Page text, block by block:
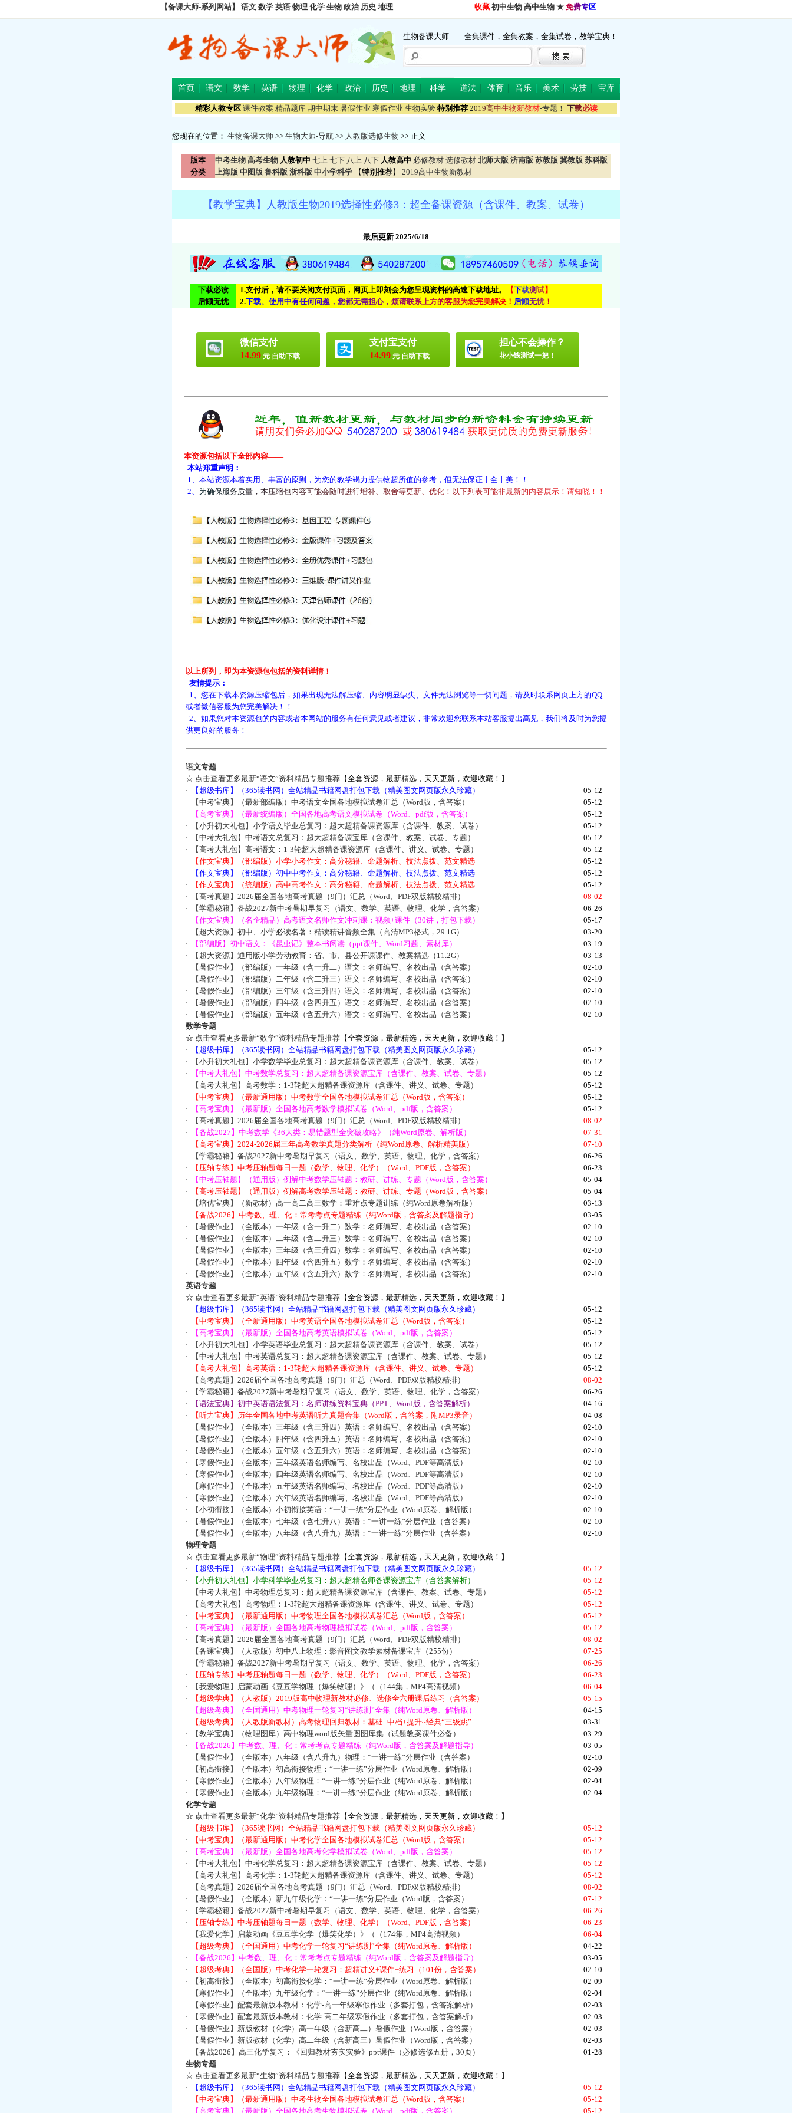
【备课大师-系列网站】 语文 数学 英语 物理 化学 生物 政治 历史 地理 收藏 初中生物 高中生物 ★ 免费专区
生物备课大师——全集课件，全集教案，全集试卷，教学宝典！
首页 语文 数学 英语 物理 化学 政治 历史 地理 科学 道法 体育 音乐 美术 劳技 宝库
精彩人教专区 课件教案 精品题库 期中期末 暑假作业 寒假作业 生物实验 特别推荐 2019高中生物新教材-专题！ 下载必读
您现在的位置： 生物备课大师 >> 生物大师-导航 >> 人教版选修生物 >> 正文
版本
分类
中考生物 高考生物 人教初中 七上 七下 八上 八下 人教高中 必修教材 选修教材 北师大版 济南版 苏教版 冀教版 苏科版
上海版 中图版 鲁科版 浙科版 中小学科学 【特别推荐】 2019高中生物新教材
【教学宝典】人教版生物2019选择性必修3：超全备课资源（含课件、教案、试卷）
最后更新 2025/6/18
下载必读
后顾无忧
1.支付后，请不要关闭支付页面，网页上即刻会为您呈现资料的高速下载地址。 【下载测试】
2.下载、 使用中有任何问题 ， 您都无需担心， 烦请联系上方的客服为您完美解决 ！ 后顾无忧！
微信支付
14.99 元 自助下载
支付宝支付
14.99 元 自助下载
担心不会操作？
花小钱测试一把！
本资源包括以下全部内容——
本站郑重声明：
1、本站资源本着实用、丰富的原则，为您的教学竭力提供物超所值的参考，但无法保证十全十美！！
2、 为确保服务质量 ， 本压缩包内容可能会随时进行增补、 取舍等更新、 优化 ！ 以下列 表可能非最新的内容展示 ！ 请知晓 ！ ！
以上所列，即为本资源包包括的资料详情！
友情提示：
1、您在下载本资源压缩包后，如果出现无法解压缩、内容明显缺失、文件无法浏览等一切问题，请及时联系网页上方的QQ
或者微信客服为您完美解决！！
2、如果您对本资源包的内容或者本网站的服务有任何意见或者建议，非常欢迎您联系本站客服提出高见，我们将及时为您提
供更良好的服务！
语文专题
☆ 点击查看更多最新“语文”资料精品专题推荐【全套资源，最新精选，天天更新，欢迎收藏！】
·
【超级书库】（365读书网）全站精品书籍网盘打包下载（精美图文网页版永久珍藏）
05-12
·
【中考宝典】（最新部编版）中考语文全国各地模拟试卷汇总（Word版，含答案）
05-12
·
【高考宝典】（最新统编版）全国各地高考语文模拟试卷（Word、pdf版，含答案）
05-12
·
【小升初大礼包】小学语文毕业总复习：超大超精备课资源库（含课件、教案、试卷）
05-12
·
【中考大礼包】中考语文总复习：超大超精备课宝库（含课件、教案、试卷、专题）
05-12
·
【高考大礼包】高考语文：1-3轮超大超精备课资源库（含课件、讲义、试卷、专题）
05-12
·
【作文宝典】（部编版）小学小考作文：高分秘籍、命题解析、技法点拨、范文精选
05-12
·
【作文宝典】（部编版）初中中考作文：高分秘籍、命题解析、技法点拨、范文精选
05-12
·
【作文宝典】（统编版）高中高考作文：高分秘籍、命题解析、技法点拨、范文精选
05-12
·
【高考真题】2026届全国各地高考真题（9门）汇总（Word、PDF双版精校精排）
08-02
·
【学霸秘籍】备战2027新中考暑期早复习（语文、数学、英语、物理、化学，含答案）
06-26
·
【作文宝典】（名企精品）高考语文名师作文冲刺课：视频+课件（30讲，打包下载）
05-17
·
【超大资源】初中、小学必读名著：精读精讲音频全集（高清MP3格式，29.1G）
03-20
·
【部编版】初中语文：《昆虫记》整本书阅读（ppt课件、Word习题、素材库）
03-19
·
【超大资源】通用版小学劳动教育：省、市、县公开课课件、教案精选（11.2G）
03-13
·
【暑假作业】（部编版）一年级（含一升二）语文：名师编写、名校出品（含答案）
02-10
·
【暑假作业】（部编版）二年级（含二升三）语文：名师编写、名校出品（含答案）
02-10
·
【暑假作业】（部编版）三年级（含三升四）语文：名师编写、名校出品（含答案）
02-10
·
【暑假作业】（部编版）四年级（含四升五）语文：名师编写、名校出品（含答案）
02-10
·
【暑假作业】（部编版）五年级（含五升六）语文：名师编写、名校出品（含答案）
02-10
数学专题
☆ 点击查看更多最新“数学”资料精品专题推荐【全套资源，最新精选，天天更新，欢迎收藏！】
·
【超级书库】（365读书网）全站精品书籍网盘打包下载（精美图文网页版永久珍藏）
05-12
·
【小升初大礼包】小学数学毕业总复习：超大超精备课资源库（含课件、教案、试卷）
05-12
·
【中考大礼包】中考数学总复习：超大超精备课资源宝库（含课件、教案、试卷、专题）
05-12
·
【高考大礼包】高考数学：1-3轮超大超精备课资源库（含课件、讲义、试卷、专题）
05-12
·
【中考宝典】（最新通用版）中考数学全国各地模拟试卷汇总（Word版，含答案）
05-12
·
【高考宝典】（最新版）全国各地高考数学模拟试卷（Word、pdf版，含答案）
05-12
·
【高考真题】2026届全国各地高考真题（9门）汇总（Word、PDF双版精校精排）
08-02
·
【备战2027】中考数学《36大类：易错题型全突破攻略》（纯Word原卷、解析版）
07-31
·
【高考宝典】2024-2026届三年高考数学真题分类解析（纯Word原卷、解析精美版）
07-10
·
【学霸秘籍】备战2027新中考暑期早复习（语文、数学、英语、物理、化学，含答案）
06-26
·
【压轴专练】中考压轴题每日一题（数学、物理、化学）（Word、PDF版，含答案）
06-23
·
【中考压轴题】（通用版）例解中考数学压轴题：教研、讲练、专题（Word版，含答案）
05-04
·
【高考压轴题】（通用版）例解高考数学压轴题：教研、讲练、专题（Word版，含答案）
05-04
·
【培优宝典】（新教材）高一高二高三数学：重难点专题训练（纯Word原卷解析版）
03-13
·
【备战2026】中考数、理、化：常考考点专题精练（纯Word版，含答案及解题指导）
03-05
·
【暑假作业】（全版本）一年级（含一升二）数学：名师编写、名校出品（含答案）
02-10
·
【暑假作业】（全版本）二年级（含二升三）数学：名师编写、名校出品（含答案）
02-10
·
【暑假作业】（全版本）三年级（含三升四）数学：名师编写、名校出品（含答案）
02-10
·
【暑假作业】（全版本）四年级（含四升五）数学：名师编写、名校出品（含答案）
02-10
·
【暑假作业】（全版本）五年级（含五升六）数学：名师编写、名校出品（含答案）
02-10
英语专题
☆ 点击查看更多最新“英语”资料精品专题推荐【全套资源，最新精选，天天更新，欢迎收藏！】
·
【超级书库】（365读书网）全站精品书籍网盘打包下载（精美图文网页版永久珍藏）
05-12
·
【中考宝典】（全新通用版）中考英语全国各地模拟试卷汇总（Word版，含答案）
05-12
·
【高考宝典】（最新版）全国各地高考英语模拟试卷（Word、pdf版，含答案）
05-12
·
【小升初大礼包】小学英语毕业总复习：超大超精备课资源库（含课件、教案、试卷）
05-12
·
【中考大礼包】中考英语总复习：超大超精备课资源宝库（含课件、教案、试卷、专题）
05-12
·
【高考大礼包】高考英语：1-3轮超大超精备课资源库（含课件、讲义、试卷、专题）
05-12
·
【高考真题】2026届全国各地高考真题（9门）汇总（Word、PDF双版精校精排）
08-02
·
【学霸秘籍】备战2027新中考暑期早复习（语文、数学、英语、物理、化学，含答案）
06-26
·
【语法宝典】初中英语语法复习：名师讲练资料宝典（PPT、Word版，含答案解析）
04-16
·
【听力宝典】历年全国各地中考英语听力真题合集（Word版，含答案，附MP3录音）
04-08
·
【暑假作业】（全版本）三年级（含三升四）英语：名师编写、名校出品（含答案）
02-10
·
【暑假作业】（全版本）四年级（含四升五）英语：名师编写、名校出品（含答案）
02-10
·
【暑假作业】（全版本）五年级（含五升六）英语：名师编写、名校出品（含答案）
02-10
·
【寒假作业】（全版本）三年级英语名师编写、名校出品（Word、PDF等高清版）
02-10
·
【寒假作业】（全版本）四年级英语名师编写、名校出品（Word、PDF等高清版）
02-10
·
【寒假作业】（全版本）五年级英语名师编写、名校出品（Word、PDF等高清版）
02-10
·
【寒假作业】（全版本）六年级英语名师编写、名校出品（Word、PDF等高清版）
02-10
·
【小初衔接】（全版本）小初衔接英语：“一讲一练”分层作业（Word原卷、解析版）
02-10
·
【暑假作业】（全版本）七年级（含七升八）英语：“一讲一练”分层作业（含答案）
02-10
·
【暑假作业】（全版本）八年级（含八升九）英语：“一讲一练”分层作业（含答案）
02-10
物理专题
☆ 点击查看更多最新“物理”资料精品专题推荐【全套资源，最新精选，天天更新，欢迎收藏！】
·
【超级书库】（365读书网）全站精品书籍网盘打包下载（精美图文网页版永久珍藏）
05-12
·
【小升初大礼包】小学科学毕业总复习：超大超精名师备课资源宝库（含答案解析）
05-12
·
【中考大礼包】中考物理总复习：超大超精备课资源宝库（含课件、教案、试卷、专题）
05-12
·
【高考大礼包】高考物理：1-3轮超大超精备课资源库（含课件、讲义、试卷、专题）
05-12
·
【中考宝典】（最新通用版）中考物理全国各地模拟试卷汇总（Word版，含答案）
05-12
·
【高考宝典】（最新版）全国各地高考物理模拟试卷（Word、pdf版，含答案）
05-12
·
【高考真题】2026届全国各地高考真题（9门）汇总（Word、PDF双版精校精排）
08-02
·
【备课宝典】（人教版）初中八上物理：影音图文教学素材备课宝库（255份）
07-25
·
【学霸秘籍】备战2027新中考暑期早复习（语文、数学、英语、物理、化学，含答案）
06-26
·
【压轴专练】中考压轴题每日一题（数学、物理、化学）（Word、PDF版，含答案）
06-23
·
【我爱物理】启蒙动画《豆豆学物理（爆笑物理）》（（144集，MP4高清视频）
06-04
·
【超级学典】（人教版）2019版高中物理新教材必修、选修全六册课后练习（含答案）
05-15
·
【超级考典】（全国通用）中考物理一轮复习“讲练测”全集（纯Word原卷、解析版）
04-15
·
【超级考典】（人教版新教材）高考物理回归教材：基础+中档+提升~经典“三级跳”
03-31
·
【教学宝典】（物理图库）高中物理word版矢量图图库集（试题教案课件必备）
03-29
·
【备战2026】中考数、理、化：常考考点专题精练（纯Word版，含答案及解题指导）
03-05
·
【暑假作业】（全版本）八年级（含八升九）物理：“一讲一练”分层作业（含答案）
02-10
·
【初高衔接】（全版本）初高衔接物理：“一讲一练”分层作业（Word原卷、解析版）
02-09
·
【寒假作业】（全版本）八年级物理：“一讲一练”分层作业（纯Word原卷、解析版）
02-04
·
【寒假作业】（全版本）九年级物理：“一讲一练”分层作业（纯Word原卷、解析版）
02-04
化学专题
☆ 点击查看更多最新“化学”资料精品专题推荐【全套资源，最新精选，天天更新，欢迎收藏！】
·
【超级书库】（365读书网）全站精品书籍网盘打包下载（精美图文网页版永久珍藏）
05-12
·
【中考宝典】（最新通用版）中考化学全国各地模拟试卷汇总（Word版，含答案）
05-12
·
【高考宝典】（最新版）全国各地高考化学模拟试卷（Word、pdf版，含答案）
05-12
·
【中考大礼包】中考化学总复习：超大超精备课资源宝库（含课件、教案、试卷、专题）
05-12
·
【高考大礼包】高考化学：1-3轮超大超精备课资源库（含课件、讲义、试卷、专题）
05-12
·
【高考真题】2026届全国各地高考真题（9门）汇总（Word、PDF双版精校精排）
08-02
·
【暑假作业】（全版本）新九年级化学：“一讲一练”分层作业（Word版，含答案）
07-12
·
【学霸秘籍】备战2027新中考暑期早复习（语文、数学、英语、物理、化学，含答案）
06-26
·
【压轴专练】中考压轴题每日一题（数学、物理、化学）（Word、PDF版，含答案）
06-23
·
【我爱化学】启蒙动画《豆豆学化学（爆笑化学）》（（174集，MP4高清视频）
06-04
·
【超级考典】（全国通用）中考化学一轮复习“讲练测”全集（纯Word原卷、解析版）
04-22
·
【备战2026】中考数、理、化：常考考点专题精练（纯Word版，含答案及解题指导）
03-05
·
【超级考典】（全国版）中考化学一轮复习：超精讲义+课件+练习（101份，含答案）
02-10
·
【初高衔接】（全版本）初高衔接化学：“一讲一练”分层作业（Word原卷、解析版）
02-09
·
【寒假作业】（全版本）九年级化学：“一讲一练”分层作业（纯Word原卷、解析版）
02-04
·
【寒假作业】配套最新版本教材：化学-高一年级寒假作业（多套打包，含答案解析）
02-03
·
【寒假作业】配套最新版本教材：化学-高二年级寒假作业（多套打包，含答案解析）
02-03
·
【暑假作业】新版教材（化学）高一年级（含新高二）暑假作业（Word版，含答案）
02-03
·
【暑假作业】新版教材（化学）高二年级（含新高三）暑假作业（Word版，含答案）
02-03
·
【备战2026】高三化学复习：《回归教材夯实实验》ppt课件（必修选修五册，30页）
01-28
生物专题
☆ 点击查看更多最新“生物”资料精品专题推荐【全套资源，最新精选，天天更新，欢迎收藏！】
·
【超级书库】（365读书网）全站精品书籍网盘打包下载（精美图文网页版永久珍藏）
05-12
·
【中考宝典】（最新通用版）中考生物全国各地模拟试卷汇总（Word版，含答案）
05-12
·
【高考宝典】（最新版）全国各地高考生物模拟试卷（Word、pdf版，含答案） 05-12